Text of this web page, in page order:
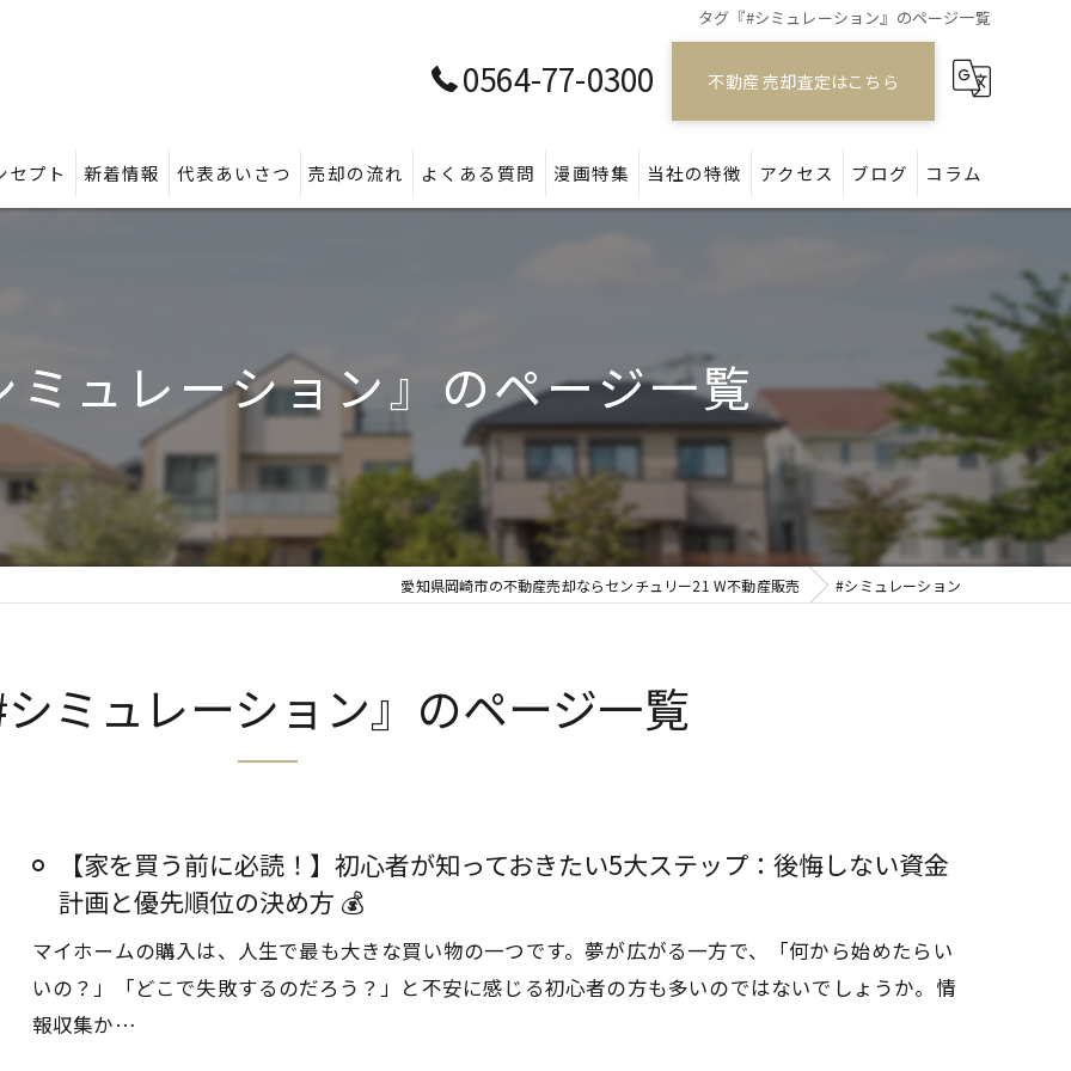
タグ『#シミュレーション』のページ一覧
0564-77-0300 不動産 売却査定はこちら
セプト 新着情報 代表あいさつ 売却の流れ よくある質問 漫画特集 当社の特徴
アパート
土地
空き家
アクセス ブログ コラム
ミュレーション』のページ一覧
愛知県岡崎市の不動産売却ならセンチュリー21 W不動産販売 #シミュレーション
ミュレーション』のページ一覧
【家を買う前に必読！】初心者が知っておきたい5大ステップ：後悔しない資金
計画と優先順位の決め方 💰
マイホームの購入は、人生で最も大きな買い物の一つです。夢が広がる一方で、「何から始めたらい
いの？」「どこで失敗するのだろう？」と不安に感じる初心者の方も多いのではないでしょうか。情
報収集か…